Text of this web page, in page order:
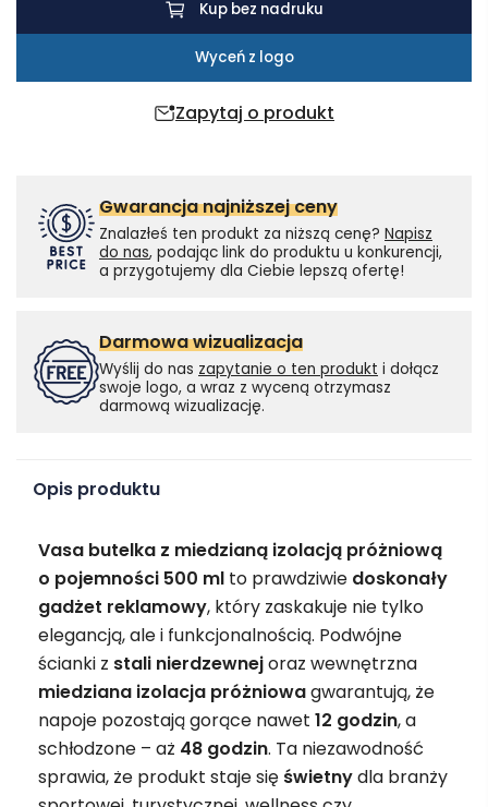
Zapytaj o produkt
Kup bez nadruku
Wyceń z logo
Gwarancja najniższej ceny
Znalazłeś ten produkt za niższą cenę? Napisz
do nas, podając link do produktu u konkurencji,
a przygotujemy dla Ciebie lepszą ofertę!
Darmowa wizualizacja
Wyślij do nas zapytanie o ten produkt i dołącz
swoje logo, a wraz z wyceną otrzymasz
darmową wizualizację.
Opis produktu
Vasa butelka z miedzianą izolacją próżniową
o pojemności 500 ml to prawdziwie doskonały
gadżet reklamowy, który zaskakuje nie tylko
elegancją, ale i funkcjonalnością. Podwójne
ścianki z stali nierdzewnejoraz wewnętrzna
miedziana izolacja próżniowagwarantują, że
napoje pozostają gorące nawet 12 godzin, a
schłodzone – aż 48 godzin. Ta niezawodność
sprawia, że produkt staje się świetnydla branży